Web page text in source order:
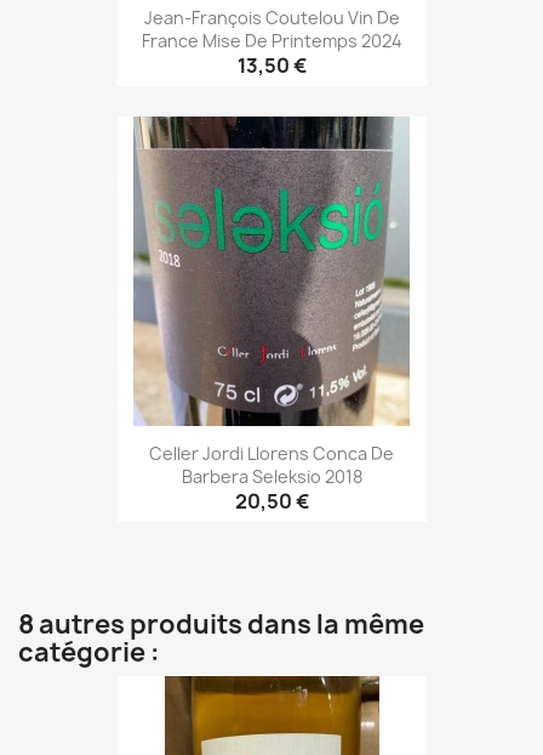
Jean-François Coutelou Vin De
France Mise De Printemps 2024
13,50 €
Celler Jordi Llorens Conca De
Barbera Seleksio 2018
20,50 €
8 autres produits dans la même
catégorie :